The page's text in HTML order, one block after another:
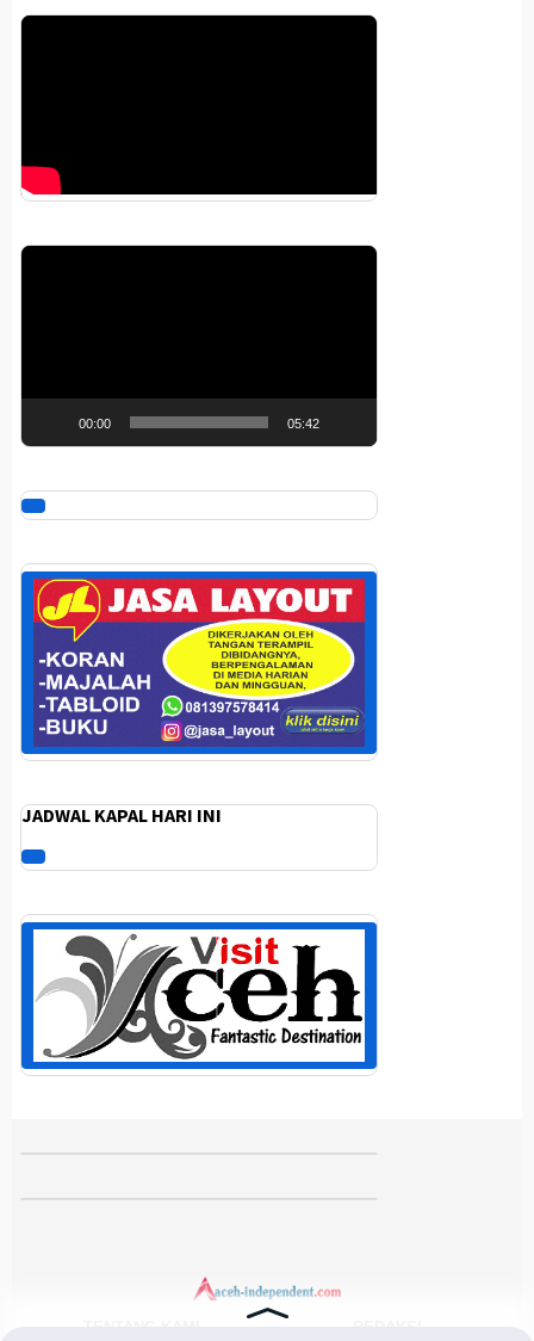
Pemutar
00:00 05:42
JADWAL KAPAL HARI INI